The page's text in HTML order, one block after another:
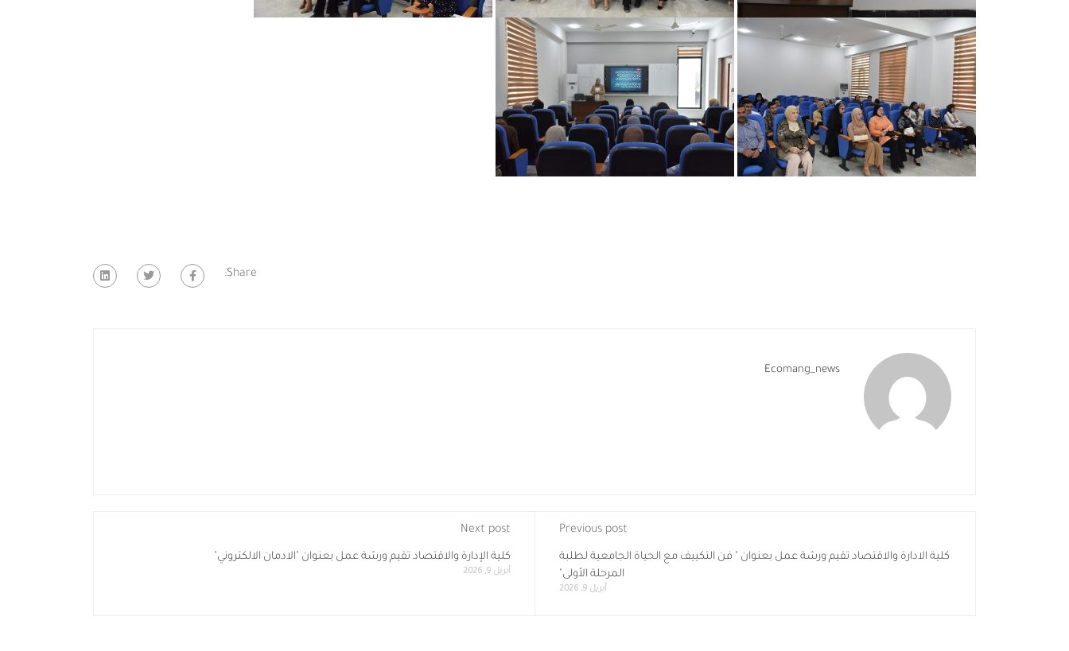
Share:
Ecomang_news
Previous post
كلية الادارة والاقتصاد تقيم ورشة عمل بعنوان " فن التكييف مع الحياة الجامعية لطلبة
المرحلة الأولى"
أبريل 9, 2026
Next post
كلية الإدارة والاقتصاد تقيم ورشة عمل بعنوان "الادمان الالكتروني"
أبريل 9, 2026